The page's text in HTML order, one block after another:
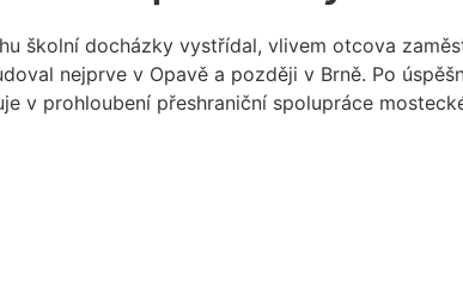
školní docházky vystřídal, vlivem otcova
nejprve v Opavě a později v Brně. Po
v prohloubení přeshraniční spolupráce